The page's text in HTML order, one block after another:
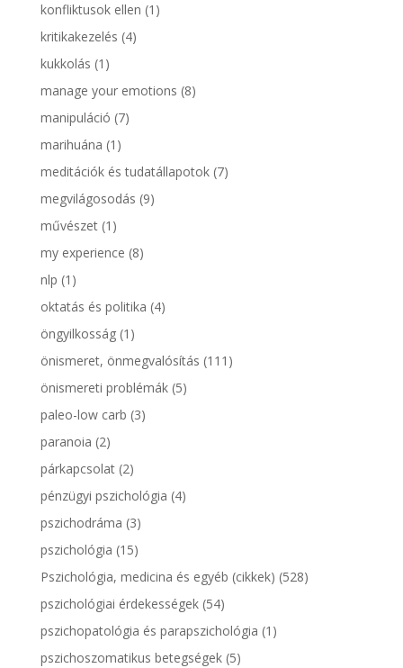
konfliktusok ellen (1)
kritikakezelés (4)
kukkolás (1)
manage your emotions (8)
manipuláció (7)
marihuána (1)
meditációk és tudatállapotok(7)
megvilágosodás (9)
művészet(1)
my experience (8)
nlp (1)
oktatás és politika (4)
öngyilkosság(1)
önismeret, önmegvalósítás (111)
önismereti problémák(5)
paleo-low carb (3)
paranoia (2)
párkapcsolat(2)
pénzügyi pszichológia (4)
pszichodráma (3)
pszichológia (15)
Pszichológia, medicina és egyéb (cikkek) (528)
pszichológiai érdekességek(54)
pszichopatológia és parapszichológia (1)
pszichoszomatikus betegségek(5)